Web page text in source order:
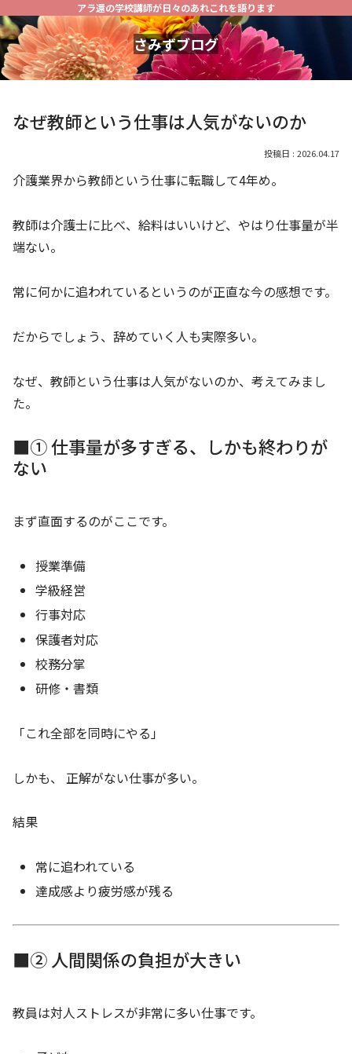
アラ還の学校講師が日々のあれこれを語ります
さみずブログ
なぜ教師という仕事は人気がないのか
2026.04.17
介護業界から教師という仕事に転職して4年め。
教師は介護士に比べ、給料はいいけど、やはり仕事量が半
端ない。
常に何かに追われているというのが正直な今の感想です。
だからでしょう、辞めていく人も実際多い。
なぜ、教師という仕事は人気がないのか、考えてみまし
た。
■① 仕事量が多すぎる、しかも終わりが
ない
まず直面するのがここです。
授業準備
学級経営
行事対応
保護者対応
校務分掌
研修・書類
「これ全部を同時にやる」
しかも、 正解がない仕事が多い。
結果
常に追われている
達成感より疲労感が残る
■② 人間関係の負担が大きい
教員は対人ストレスが非常に多い仕事です。